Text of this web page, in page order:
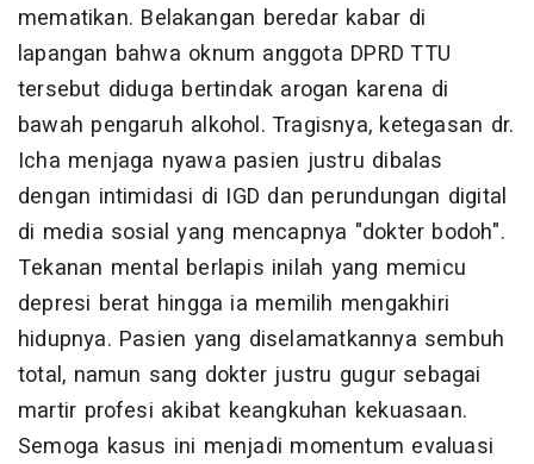
mematikan. Belakangan beredar kabar di
lapangan bahwa oknum anggota DPRD TTU
tersebut diduga bertindak arogan karena di
bawah pengaruh alkohol. Tragisnya, ketegasan dr.
Icha menjaga nyawa pasien justru dibalas
dengan intimidasi di IGD dan perundungan digital
di media sosial yang mencapnya "dokter bodoh".
Tekanan mental berlapis inilah yang memicu
depresi berat hingga ia memilih mengakhiri
hidupnya. Pasien yang diselamatkannya sembuh
total, namun sang dokter justru gugur sebagai
martir profesi akibat keangkuhan kekuasaan.
Semoga kasus ini menjadi momentum evaluasi